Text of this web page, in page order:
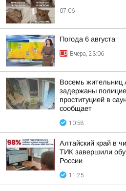
07:06
Погода 6 августа
Вчера, 23:06
Восемь жительниц
задержаны
проституцией в
сообщает
10:58
Алтайский край в
ТИК завершили
России
11:25